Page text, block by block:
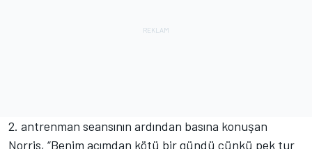
2. antrenman seansının ardından basına konuşan
Norris, “Benim açımdan kötü bir gündü çünkü pek tur